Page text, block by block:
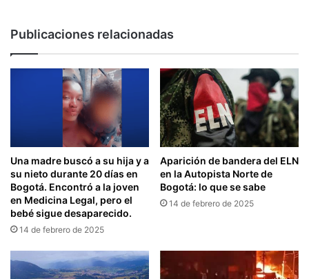
Publicaciones relacionadas
Una madre buscó a su hija y a
su nieto durante 20 días en
Bogotá. Encontró a la joven
en Medicina Legal, pero el
bebé sigue desaparecido.
14 de febrero de 2025
Aparición de bandera del ELN
en la Autopista Norte de
Bogotá: lo que se sabe
14 de febrero de 2025